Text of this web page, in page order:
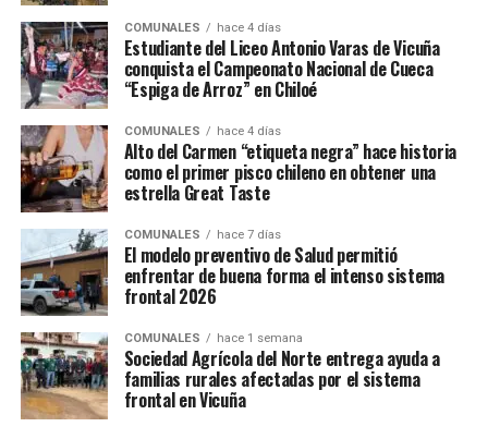
COMUNALES hace 4 días
Estudiante del Liceo Antonio Varas de Vicuña
conquista el Campeonato Nacional de Cueca
“Espiga de Arroz” en Chiloé
COMUNALES hace 4 días
Alto del Carmen “etiqueta negra” hace historia
como el primer pisco chileno en obtener una
estrella Great Taste
COMUNALES hace 7 días
El modelo preventivo de Salud permitió
enfrentar de buena forma el intenso sistema
frontal 2026
COMUNALES hace 1 semana
Sociedad Agrícola del Norte entrega ayuda a
familias rurales afectadas por el sistema
frontal en Vicuña